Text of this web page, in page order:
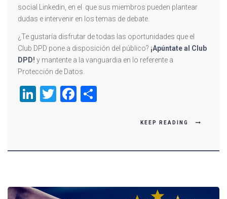
social Linkedin, en el que sus miembros pueden plantear
dudas e intervenir en los temas de debate.
¿Te gustaría disfrutar de todas las oportunidades que el
Club DPD pone a disposición del público? ¡Apúntate al Club
DPD! y mantente a la vanguardia en lo referente a
Protección de Datos.
LinkedIn
TwitterFacebook
KEEP READING